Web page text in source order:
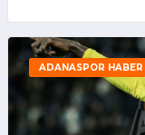
ADANASPOR HABER